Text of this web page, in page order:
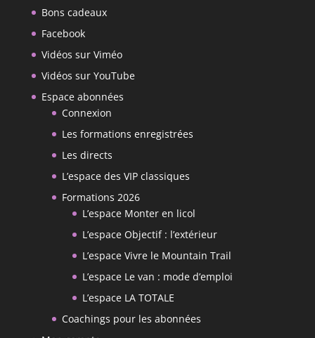
Bons cadeaux
Facebook
Vidéos sur Viméo
Vidéos sur YouTube
Espace abonnées
Connexion
Les formations enregistrées
Les directs
L’espace des VIP classiques
Formations 2026
L’espace Monter en licol
L’espace Objectif : l’extérieur
L’espace Vivre le Mountain Trail
L’espace Le van : mode d’emploi
L’espace LA TOTALE
Coachings pour les abonnées